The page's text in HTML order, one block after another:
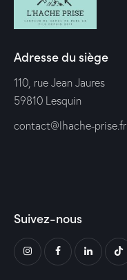
Adresse du siège
110, rue Jean Jaures
59810 Lesquin
contact@lhache-prise.fr
Suivez-nous